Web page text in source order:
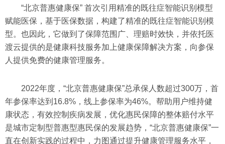
“北京普惠健康保” 首次引用精准的既往症智能识别模型
赋能医保，基于医保数据，构建了精准的既往症智能识别模
型。也因此，它做到了保障范围广、理赔时效快，并依托医
渡云提供的是健康科技服务加上健康保障解决方案，向参保
人提供免费的健康管理服务。
2022年度，“北京普惠健康保”总承保人数超过300万，首
年参保率达到16.8%，线上参保率为46%。帮助用户维持健
康状态，有效控制疾病发展，优化惠民保障的整体赔付水平
是城市定制型普惠型惠民保的发展趋势，“北京普惠健康保”一
直在创新实践的过程中，力图通过提升健康管理服务水平，